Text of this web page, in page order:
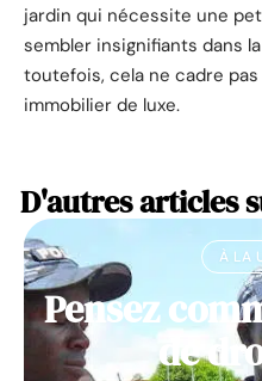
jardin qui nécessite une
sembler insignifiants dans
toutefois, cela ne cadre pas
immobilier de luxe.
D'autres articles
À LA
Pensez
de